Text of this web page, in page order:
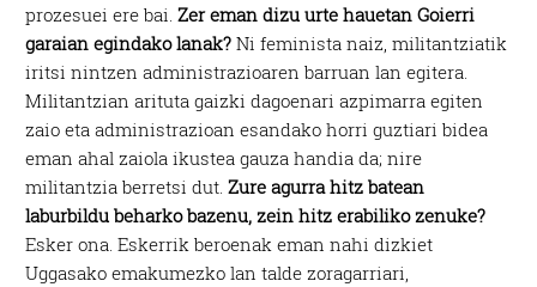
prozesuei ere bai.Zer eman dizu urte hauetan Goierri
garaian egindako lanak? Ni feminista naiz, militantziatik
iritsi nintzen administrazioaren barruan lan egitera.
Militantzian arituta gaizki dagoenari azpimarra egiten
zaio eta administrazioan esandako horri guztiari bidea
eman ahal zaiola ikustea gauza handia da; nire
militantzia berretsi dut.Zure agurra hitz batean
laburbildu beharko bazenu, zein hitz erabiliko zenuke?
Esker ona. Eskerrik beroenak eman nahi dizkiet
Uggasako emakumezko lan talde zoragarriari,